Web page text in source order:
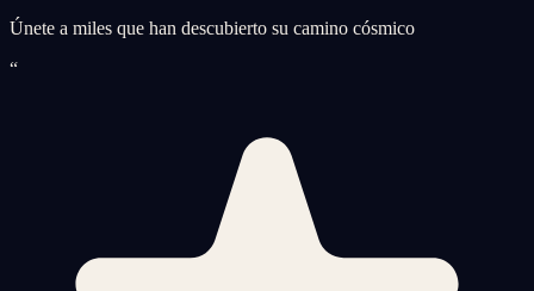
Únete a miles que han descubierto su camino cósmico
“